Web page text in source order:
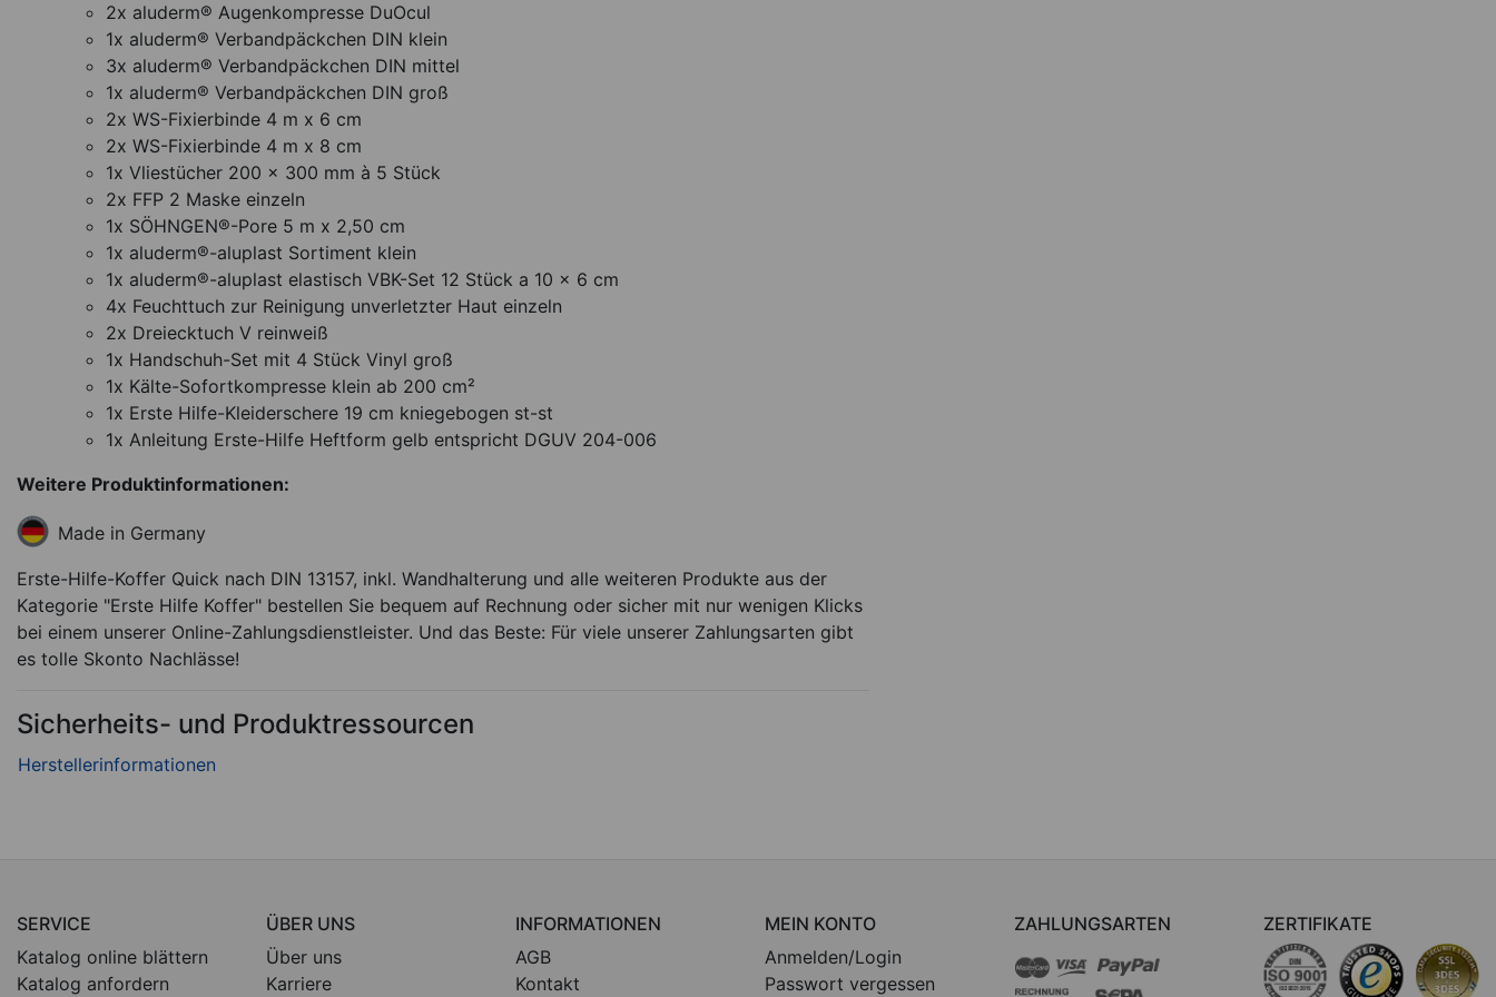
2x aluderm® Augenkompresse DuOcul
1x aluderm® Verbandpäckchen DIN klein
3x aluderm® Verbandpäckchen DIN mittel
1x aluderm® Verbandpäckchen DIN groß
2x WS-Fixierbinde 4 m x 6 cm
2x WS-Fixierbinde 4 m x 8 cm
1x Vliestücher 200 x 300 mm à 5 Stück
2x FFP 2 Maske einzeln
1x SÖHNGEN®-Pore 5 m x 2,50 cm
1x aluderm®-aluplast Sortiment klein
1x aluderm®-aluplast elastisch VBK-Set 12 Stück a 10 x 6 cm
4x Feuchttuch zur Reinigung unverletzter Haut einzeln
2x Dreiecktuch V reinweiß
1x Handschuh-Set mit 4 Stück Vinyl groß
1x Kälte-Sofortkompresse klein ab 200 cm²
1x Erste Hilfe-Kleiderschere 19 cm kniegebogen st-st
1x Anleitung Erste-Hilfe Heftform gelb entspricht DGUV 204-006
Weitere Produktinformationen:
Made in Germany
Erste-Hilfe-Koffer Quick nach DIN 13157, inkl. Wandhalterung und alle weiteren Produkte aus der
Kategorie "Erste Hilfe Koffer" bestellen Sie bequem auf Rechnung oder sicher mit nur wenigen Klicks
bei einem unserer Online-Zahlungsdienstleister. Und das Beste: Für viele unserer Zahlungsarten gibt
es tolle Skonto Nachlässe!
Sicherheits- und Produktressourcen
SERVICE
Katalog online blättern
Katalog anfordern
ÜBER UNS
Über uns
Karriere
INFORMATIONEN
AGB
Kontakt
MEIN KONTO
Anmelden/Login
Passwort vergessen
ZAHLUNGSARTEN ZERTIFIKATE